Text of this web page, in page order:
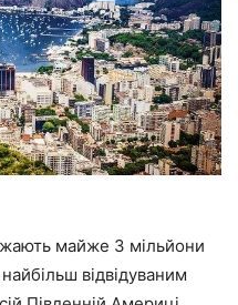
майже 3 мільйони
відвідуваним